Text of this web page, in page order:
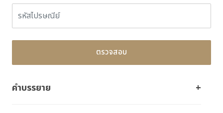
ตรวจสอบ
คำบรรยาย